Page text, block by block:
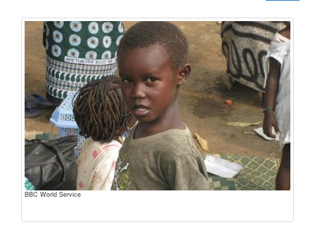
BBC World Service